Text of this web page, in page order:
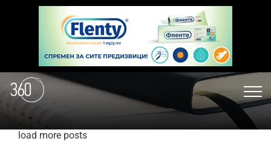
load more posts